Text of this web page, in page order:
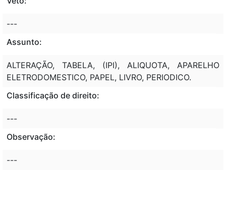
---
Assunto:
ALTERAÇÃO, TABELA, (IPI), ALIQUOTA, APARELHO
ELETRODOMESTICO, PAPEL, LIVRO, PERIODICO.
Classificação de direito:
---
Observação:
---